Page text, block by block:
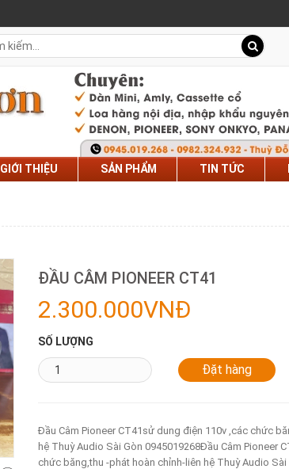
GIỚI THIỆU SẢN PHẨM TIN TỨC
ĐẦU CÂM PIONEER CT41
2.300.000VNĐ
SỐ LƯỢNG
Đầu Câm Pioneer CT41sử dung điện 110v ,các chức
hệ Thuỳ Audio Sài Gòn 0945019268Đầu Câm Pioneer
chức băng,thu -phát hoàn chỉnh-liên hệ Thuỳ Audio Sài